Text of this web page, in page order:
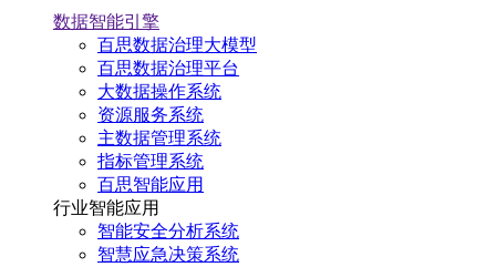
数据智能引擎
百思数据治理大模型
百思数据治理平台
大数据操作系统
资源服务系统
主数据管理系统
指标管理系统
百思智能应用
行业智能应用
智能安全分析系统
智慧应急决策系统